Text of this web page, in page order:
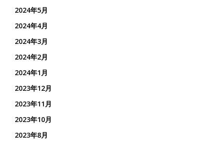
2024年5月
2024年4月
2024年3月
2024年2月
2024年1月
2023年12月
2023年11月
2023年10月
2023年8月